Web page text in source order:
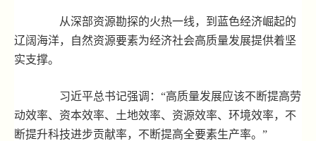
从深部资源勘探的火热一线，到蓝色经济崛起的
辽阔海洋，自然资源要素为经济社会高质量发展提供着坚
实支撑。
习近平总书记强调：“高质量发展应该不断提高劳
动效率、资本效率、土地效率、资源效率、环境效率，不
断提升科技进步贡献率，不断提高全要素生产率。”